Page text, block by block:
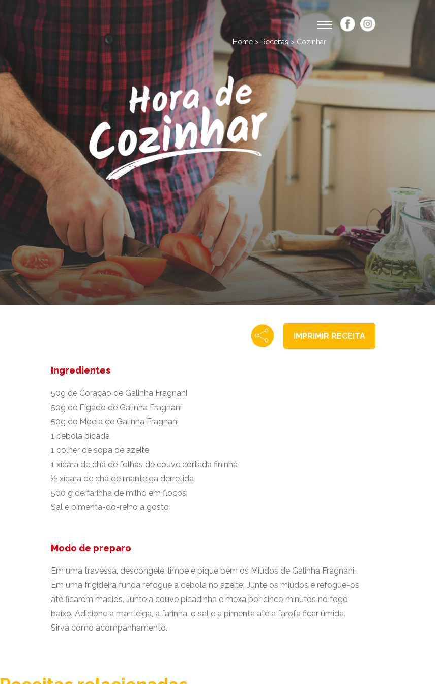
Home > Receitas > Cozinhar
IMPRIMIR RECEITA
Ingredientes
50g de Coração de Galinha Fragnani
50g de Fígado de Galinha Fragnani
50g de Moela de Galinha Fragnani
1 cebola picada
1 colher de sopa de azeite
1 xícara de chá de folhas de couve cortada fininha
½ xícara de chá de manteiga derretida
500 g de farinha de milho em flocos
Sal e pimenta-do-reino a gosto
Modo de preparo
Em uma travessa, descongele, limpe e pique bem os Miúdos de Galinha Fragnani.
Em uma frigideira funda refogue a cebola no azeite. Junte os miúdos e refogue-os
até ficarem macios. Junte a couve picadinha e mexa por cinco minutos no fogo
baixo. Adicione a manteiga, a farinha, o sal e a pimenta até a farofa ficar úmida.
Sirva como acompanhamento.